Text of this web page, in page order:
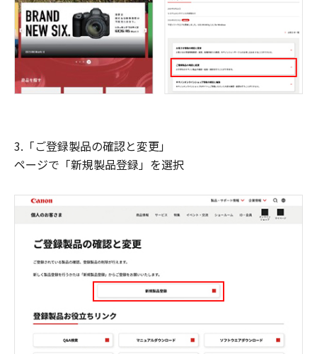
3.「ご登録製品の確認と変更」
ページで「新規製品登録」を選択